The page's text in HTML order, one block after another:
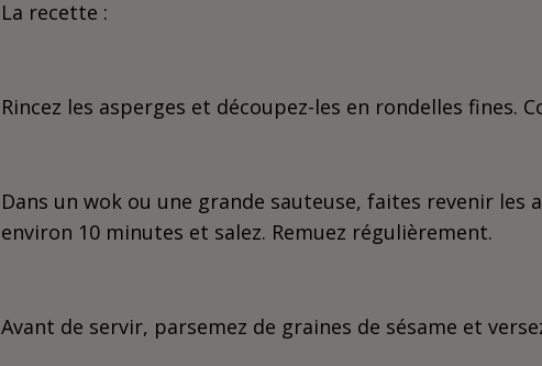
La recette :
Rincez les asperges et découpez-les en rondelles fines.
Dans un wok ou une grande sauteuse, faites revenir
environ 10 minutes et salez. Remuez régulièrement.
Avant de servir, parsemez de graines de sésame et